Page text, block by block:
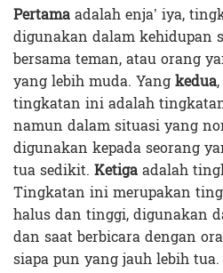
Pertamaadalah enja’ iya,
digunakan dalam kehidupan
bersama teman, atau orang
yang lebih muda. Yangkedua
tingkatan ini adalah
namun dalam situasi yang
digunakan kepada seorang
tua sedikit. Ketigaadalah
Tingkatan ini merupakan
halus dan tinggi, digunakan
dan saat berbicara dengan
siapa pun yang jauh lebih tua.